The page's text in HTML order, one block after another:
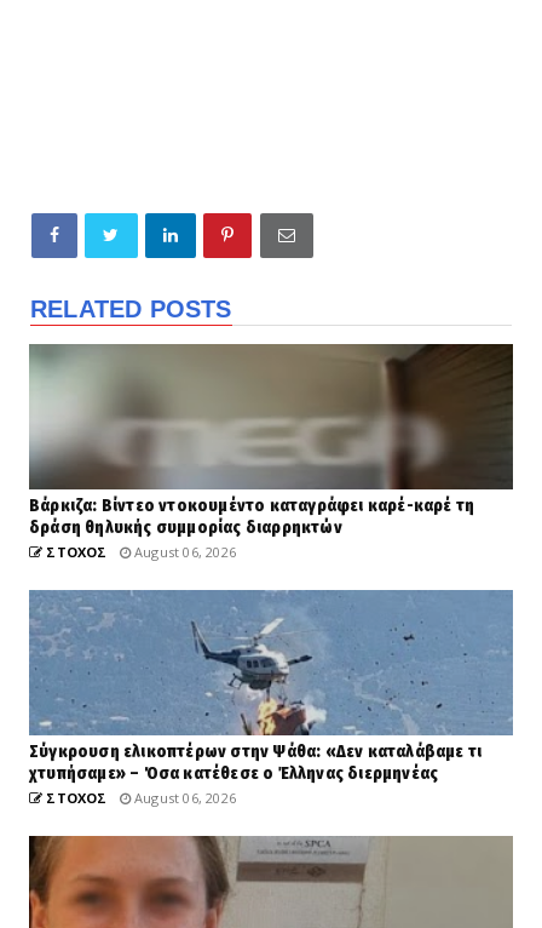
RELATED POSTS
Βάρκιζα: Βίντεο ντοκουμέντο καταγράφει καρέ-καρέ τη
δράση θηλυκής συμμορίας διαρρηκτών
ΣΤΟΧΟΣ August 06, 2026
Σύγκρουση ελικοπτέρων στην Ψάθα: «Δεν καταλάβαμε τι
χτυπήσαμε» – Όσα κατέθεσε ο Έλληνας διερμηνέας
ΣΤΟΧΟΣ August 06, 2026